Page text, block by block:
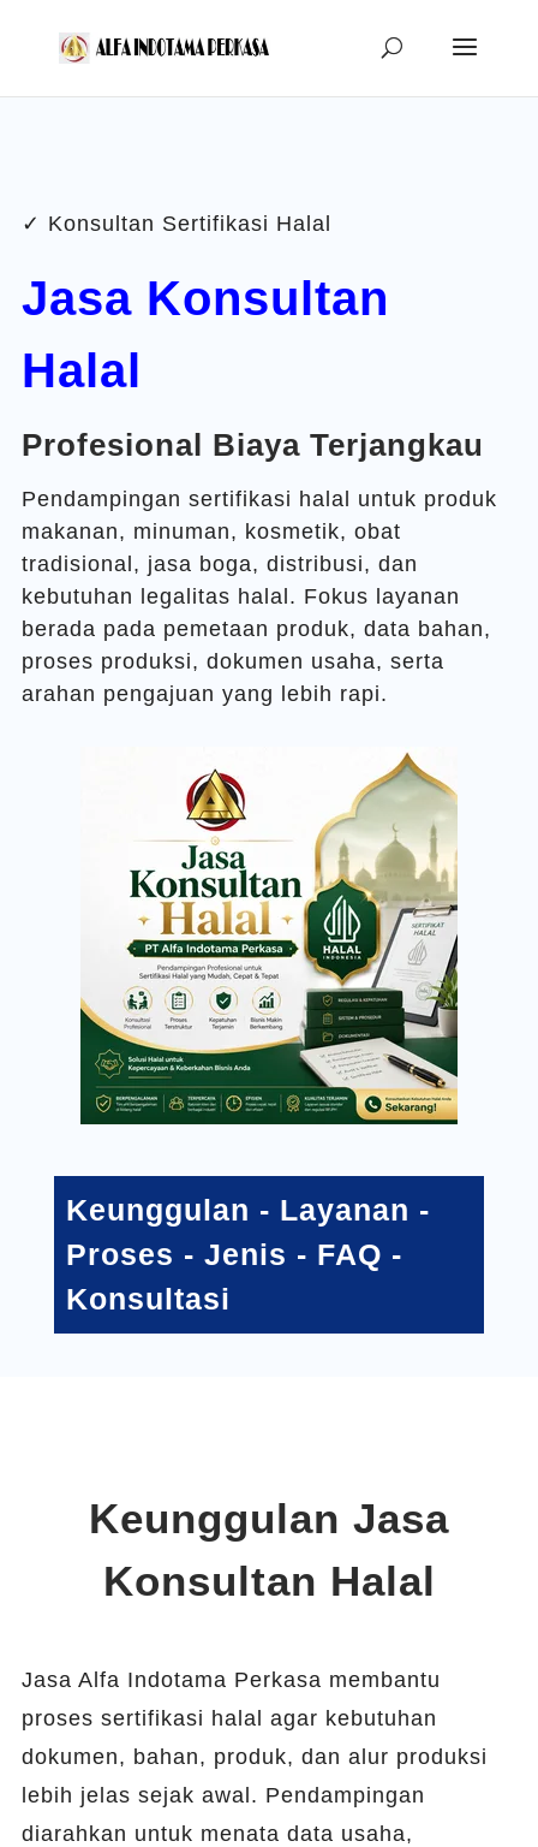
✓ Konsultan Sertifikasi Halal
Jasa Konsultan
Halal
Profesional Biaya Terjangkau
Pendampingan sertifikasi halal untuk produk
makanan, minuman, kosmetik, obat
tradisional, jasa boga, distribusi, dan
kebutuhan legalitas halal. Fokus layanan
berada pada pemetaan produk, data bahan,
proses produksi, dokumen usaha, serta
arahan pengajuan yang lebih rapi.
Keunggulan - Layanan -
Proses - Jenis - FAQ -
Konsultasi
Keunggulan Jasa
Konsultan Halal
Jasa Alfa Indotama Perkasa membantu
proses sertifikasi halal agar kebutuhan
dokumen, bahan, produk, dan alur produksi
lebih jelas sejak awal. Pendampingan
diarahkan untuk menata data usaha,